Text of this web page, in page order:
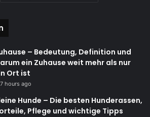
– Bedeutung, Definition und
ein Zuhause weit mehr als nur
Ort ist
7 hours ago
Hunde – Die besten Hunderassen,
Pflege und wichtige Tipps